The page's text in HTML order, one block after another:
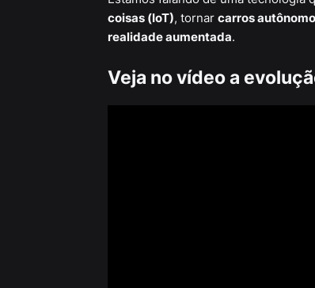
coisas (IoT), tornar carros
realidade aumentada.
Veja no vídeo a